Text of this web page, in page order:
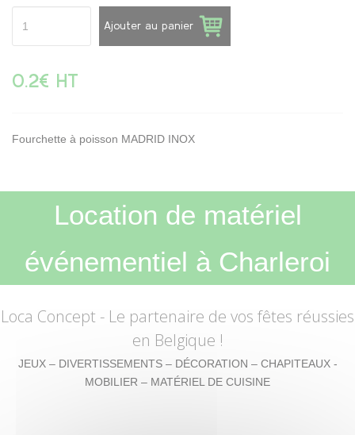
Ajouter au panier
0.2€ HT
Fourchette à poisson MADRID INOX
Location de matériel
événementiel à Charleroi
Loca Concept - Le partenaire de vos fêtes réussies
en Belgique !
JEUX – DIVERTISSEMENTS – DÉCORATION – CHAPITEAUX -
MOBILIER – MATÉRIEL DE CUISINE